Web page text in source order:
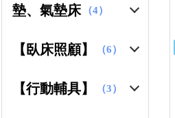
墊、氣墊床
（4）
【臥床照顧】 （6）
【行動輔具】 （3）